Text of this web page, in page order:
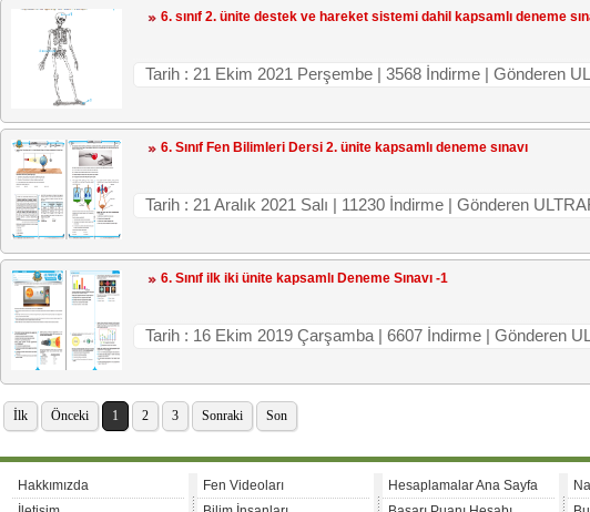
6. sınıf 2. ünite destek ve hareket sistemi dahil kapsamlı deneme
Tarih : 21 Ekim 2021 Perşembe | 3568 İndirme | Gönderen
6. Sınıf Fen Bilimleri Dersi 2. ünite kapsamlı deneme sınavı
Tarih : 21 Aralık 2021 Salı | 11230 İndirme | Gönderen
6. Sınıf ilk iki ünite kapsamlı Deneme Sınavı -1
Tarih : 16 Ekim 2019 Çarşamba | 6607 İndirme | Gönderen
İlk Önceki 1 2 3 Sonraki Son
Hakkımızda
Fen Videoları
Hesaplamalar Ana Sayfa